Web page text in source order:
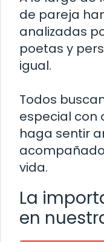
de pareja
analizadas
poetas y
igual.
Todos
especial con
haga sentir
vida.
La
en